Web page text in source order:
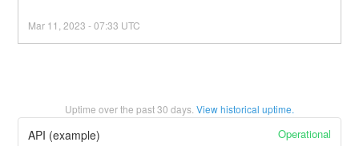
Mar 11 ,2023 -07:33 UTC
Uptime over the past30 days. View historical uptime.
API (example) Operational